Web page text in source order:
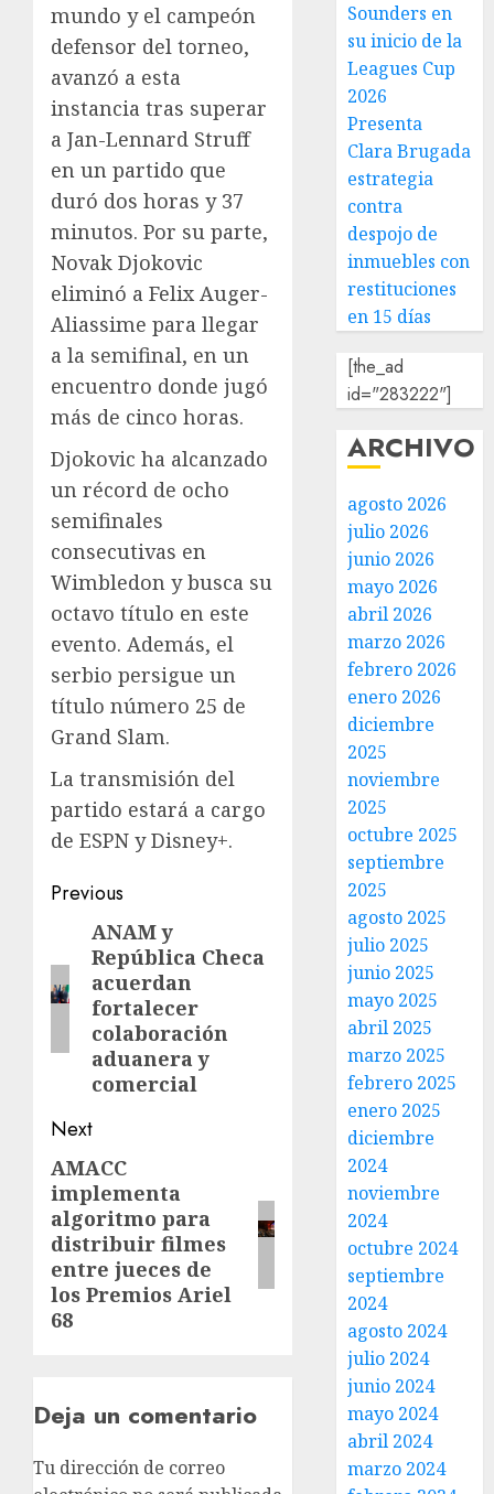
mundo y el campeón
defensor del torneo,
avanzó a esta
instancia tras superar
a Jan-Lennard Struff
en un partido que
duró dos horas y 37
minutos. Por su parte,
Novak Djokovic
eliminó a Felix Auger-
Aliassime para llegar
a la semifinal, en un
encuentro donde jugó
más de cinco horas.
Djokovic ha alcanzado
un récord de ocho
semifinales
consecutivas en
Wimbledon y busca su
octavo título en este
evento. Además, el
serbio persigue un
título número 25 de
Grand Slam.
La transmisión del
partido estará a cargo
de ESPN y Disney+.
Previous
ANAM y
República Checa
acuerdan
fortalecer
colaboración
aduanera y
comercial
Next
AMACC
implementa
algoritmo para
distribuir filmes
entre jueces de
los Premios Ariel
68
Deja un comentario
Tu dirección de correo
Sounders en
su inicio de la
Leagues Cup
2026
Presenta
Clara Brugada
estrategia
contra
despojo de
inmuebles con
restituciones
en 15 días
[the_ad
id="283222"]
ARCHIVO
agosto 2026
julio 2026
junio 2026
mayo 2026
abril 2026
marzo 2026
febrero 2026
enero 2026
diciembre
2025
noviembre
2025
octubre 2025
septiembre
2025
agosto 2025
julio 2025
junio 2025
mayo 2025
abril 2025
marzo 2025
febrero 2025
enero 2025
diciembre
2024
noviembre
2024
octubre 2024
septiembre
2024
agosto 2024
julio 2024
junio 2024
mayo 2024
abril 2024
marzo 2024